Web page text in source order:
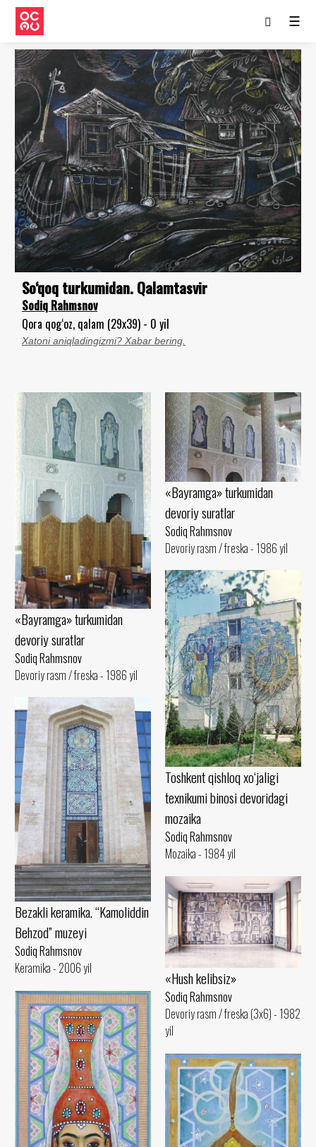
☰
So‘qoq turkumidan. Qalamtasvir
Sodiq Rahmsnov
Qora qog‘oz, qalam (29x39) - 0 yil
Xatoni aniqladingizmi? Xabar bering.
«Bayramga» turkumidan
devoriy suratlar
Sodiq Rahmsnov
Devoriy rasm / freska - 1986 yil
«Bayramga» turkumidan
devoriy suratlar
Sodiq Rahmsnov
Devoriy rasm / freska - 1986 yil
Toshkent qishloq xo‘jaligi
texnikumi binosi devoridagi
mozaika
Sodiq Rahmsnov
Mozaika - 1984 yil
Bezakli keramika. “Kamoliddin
Behzod” muzeyi
Sodiq Rahmsnov
Keramika - 2006 yil
«Hush kelibsiz»
Sodiq Rahmsnov
Devoriy rasm / freska (3x6) - 1982
yil